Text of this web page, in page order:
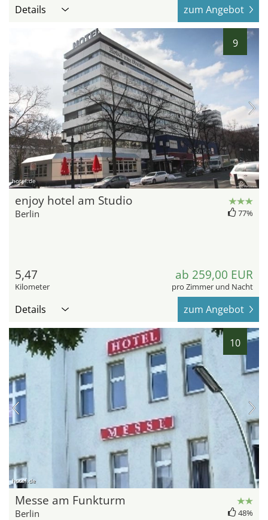
Details zum Angebot
9
hotel.de
enjoy hotel am Studio
Berlin 77%
5,47
Kilometer
ab 259,00 EUR
pro Zimmer und Nacht
Details zum Angebot
10
hotel.de
Messe am Funkturm
Berlin 48%